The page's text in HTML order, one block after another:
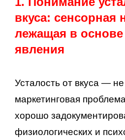
вкуса: сенсорная
лежащая в основе
явления
Усталость от вкуса —
маркетинговая
хорошо
физиологических и